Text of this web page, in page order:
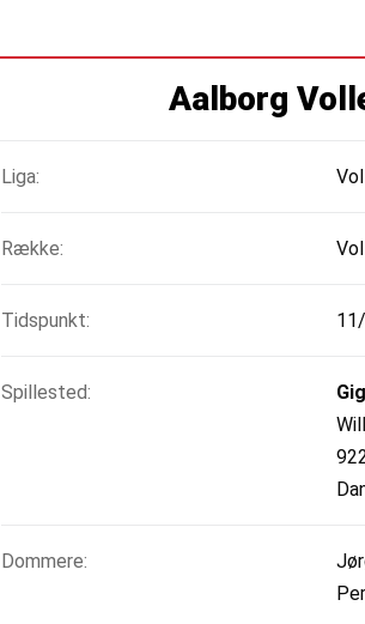
Aalborg
Liga:
Række:
Tidspunkt:
Spillested:
Dommere: